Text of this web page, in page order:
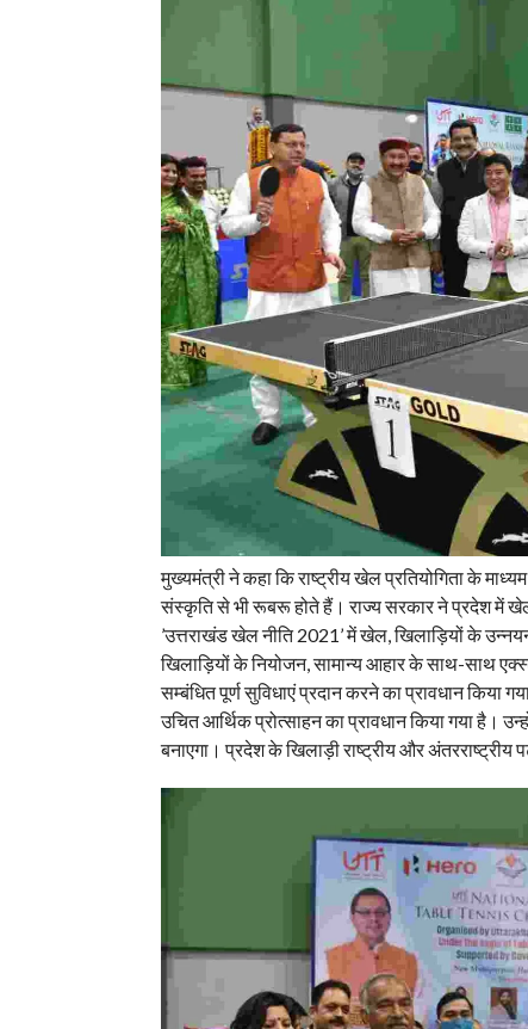
मुख्यमंत्री ने कहा कि राष्ट्रीय खेल प्रतियोगिता के
संस्कृति से भी रूबरू होते हैं। राज्य सरकार ने प्रदेश में
’उत्तराखंड खेल नीति 2021’ में खेल, खिलाड़ियों के
खिलाड़ियों के नियोजन, सामान्य आहार के साथ-साथ
सम्बंधित पूर्ण सुविधाएं प्रदान करने का प्रावधान किया
उचित आर्थिक प्रोत्साहन का प्रावधान किया गया है।
बनाएगा। प्रदेश के खिलाड़ी राष्ट्रीय और